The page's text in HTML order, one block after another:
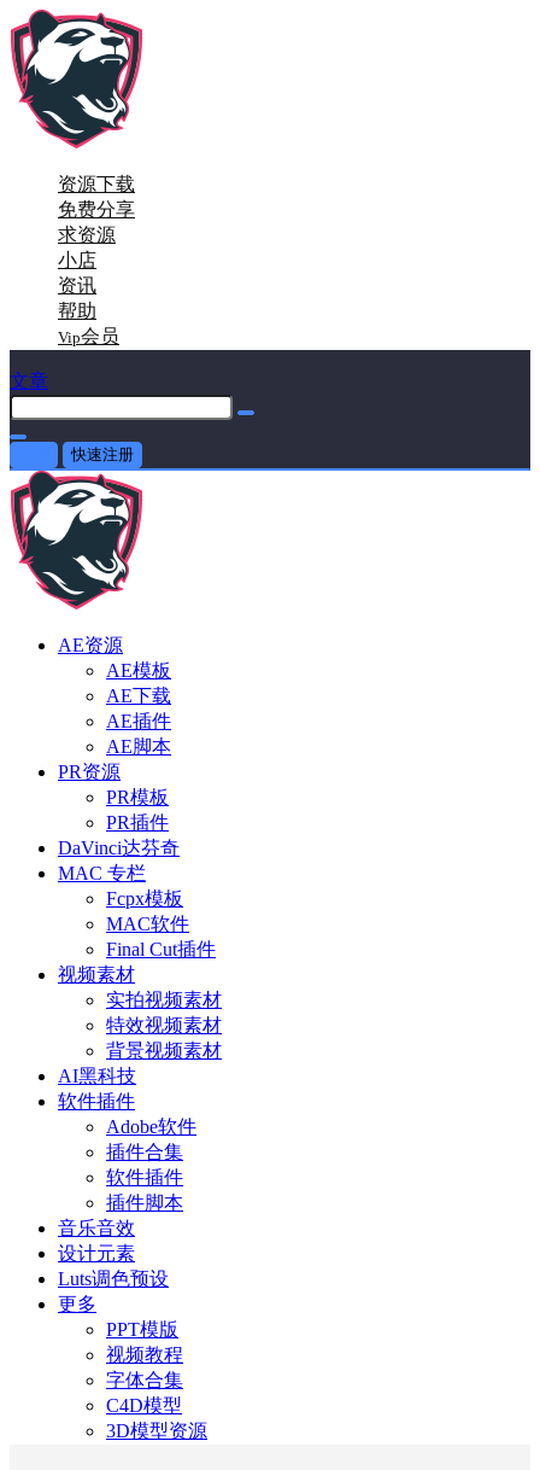
资源下载
免费分享
求资源
小店
资讯
帮助
Vip会员
文章
快速注册
AE资源
AE模板
AE下载
AE插件
AE脚本
PR资源
PR模板
PR插件
DaVinci达芬奇
MAC 专栏
Fcpx模板
MAC软件
Final Cut插件
视频素材
实拍视频素材
特效视频素材
背景视频素材
AI黑科技
软件插件
Adobe软件
插件合集
软件插件
插件脚本
音乐音效
设计元素
Luts调色预设
更多
PPT模版
视频教程
字体合集
C4D模型
3D模型资源